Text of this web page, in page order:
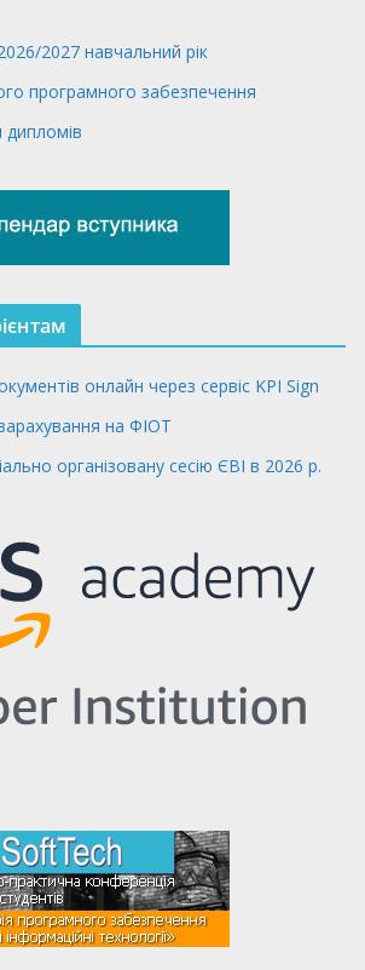
2027 навчальний рік
програмного забезпечення
онлайн через сервіс KPI Sign
на ФІОТ
організовану сесію ЄВІ в 2026 р.